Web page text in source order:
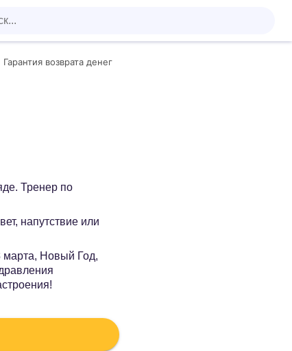
Гарантия возврата денег
Тренер по
напутствие или
марта, Новый Год,